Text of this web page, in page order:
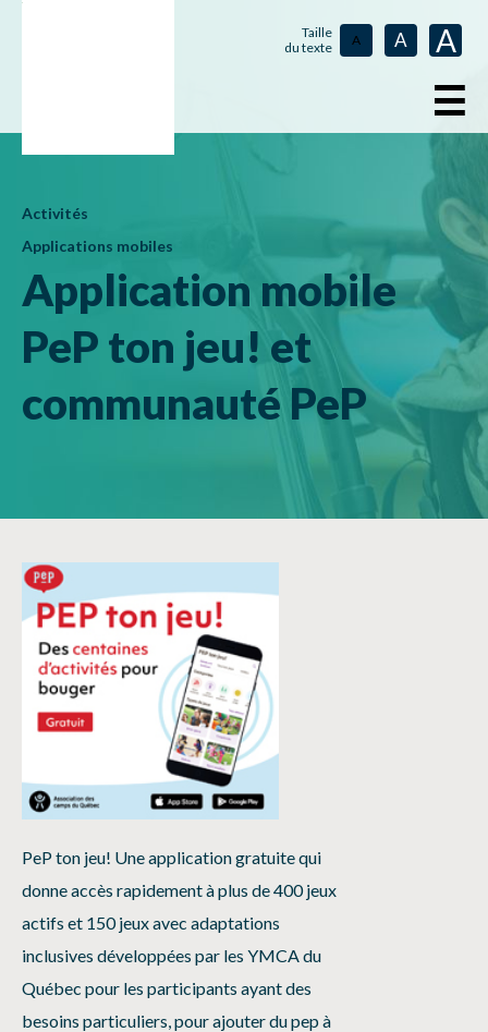
Taille
du texte
A A A
☰
Activités
Applications mobiles
Application mobile
PeP ton jeu! et
communauté PeP
PeP ton jeu! Une application gratuite qui
donne accès rapidement à plus de 400 jeux
actifs et 150 jeux avec adaptations
inclusives développées par les YMCA du
Québec pour les participants ayant des
besoins particuliers, pour ajouter du pep à